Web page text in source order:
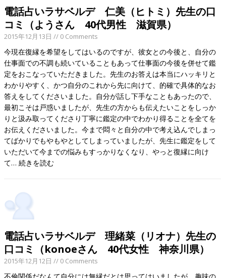
電話占いラサベルデ 仁美（ヒトミ）先生の口
コミ（ようさん 40代男性 滋賀県）
2015年12月13日 // 0 Comments
今現在復縁を希望をしてはいるのですが、彼女との今後と、自分の
仕事面での不調も続いていることもあって仕事面の今後を併せて鑑
定をおこなっていただきました。先生のお答えは本当にハッキリと
わかりやすく、かつ自分のこれから先に向けて、的確で具体的なお
答えをしてくださいました。自分が話し下手なこともあったので、
最初こそは戸惑いましたが、先生の方からも伝えたいことをしっか
りと汲み取ってくださり丁寧に鑑定の中でわかり得ることを全てを
お伝えくださいました。今まで悶々と自分の中で考え込んでしまっ
てばかりでもやもやとしてしまっていましたが、先生に鑑定をして
いただいて今までの悩みもすっかりなくなり、やっと復縁に向け
て…続きを読む
電話占いラサベルデ 理緒菜（リオナ）先生の
口コミ（konoeさん 40代女性 神奈川県）
2015年12月12日 // 0 Comments
不倫関係だなんて自分には無縁だとは思ってはいましたが、趣味の